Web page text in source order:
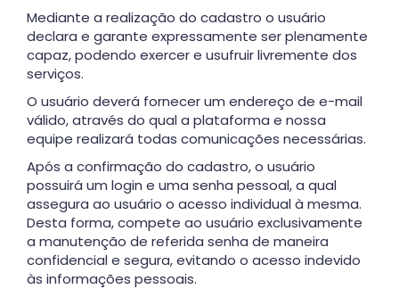
Mediante a realização do cadastro o usuário
declara e garante expressamente ser plenamente
capaz, podendo exercer e usufruir livremente dos
serviços.
O usuário deverá fornecer um endereço de e-mail
válido, através do qual a plataforma e nossa
equipe realizará todas comunicações necessárias.
Após a confirmação do cadastro, o usuário
possuirá um login e uma senha pessoal, a qual
assegura ao usuário o acesso individual à mesma.
Desta forma, compete ao usuário exclusivamente
a manutenção de referida senha de maneira
confidencial e segura, evitando o acesso indevido
às informações pessoais.